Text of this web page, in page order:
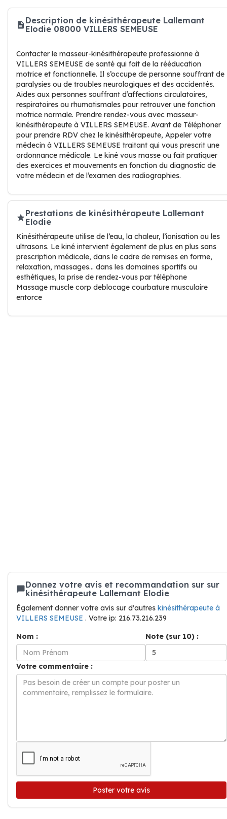
Description de kinésithérapeute Lallemant
Elodie 08000 VILLERS SEMEUSE
Contacter le masseur-kinésithérapeute professionne à
VILLERS SEMEUSE de santé qui fait de la rééducation
motrice et fonctionnelle. Il s’occupe de personne souffrant de
paralysies ou de troubles neurologiques et des accidentés.
Aides aux personnes souffrant d’affections circulatoires,
respiratoires ou rhumatismales pour retrouver une fonction
motrice normale. Prendre rendez-vous avec masseur-
kinésithérapeute à VILLERS SEMEUSE. Avant de Téléphoner
pour prendre RDV chez le kinésithérapeute, Appeler votre
médecin à VILLERS SEMEUSE traitant qui vous prescrit une
ordonnance médicale. Le kiné vous masse ou fait pratiquer
des exercices et mouvements en fonction du diagnostic de
votre médecin et de l’examen des radiographies.
Prestations de kinésithérapeute Lallemant
Elodie
Kinésithérapeute utilise de l’eau, la chaleur, l’ionisation ou les
ultrasons. Le kiné intervient également de plus en plus sans
prescription médicale, dans le cadre de remises en forme,
relaxation, massages… dans les domaines sportifs ou
esthétiques, la prise de rendez-vous par téléphone
Massage muscle corp deblocage courbature musculaire
entorce
Donnez votre avis et recommandation sur sur
kinésithérapeute Lallemant Elodie
Également donner votre avis sur d'autres kinésithérapeute à
VILLERS SEMEUSE . Votre ip: 216.73.216.239
Nom :
Note (sur 10) :
Votre commentaire :
Poster votre avis